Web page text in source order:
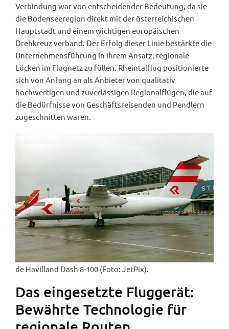
Verbindung war von entscheidender Bedeutung, da sie
die Bodenseeregion direkt mit der österreichischen
Hauptstadt und einem wichtigen europäischen
Drehkreuz verband. Der Erfolg dieser Linie bestärkte die
Unternehmensführung in ihrem Ansatz, regionale
Lücken im Flugnetz zu füllen. Rheintalflug positionierte
sich von Anfang an als Anbieter von qualitativ
hochwertigen und zuverlässigen Regionalflügen, die auf
die Bedürfnisse von Geschäftsreisenden und Pendlern
zugeschnitten waren.
de Havilland Dash 8-100 (Foto: JetPix).
Das eingesetzte Fluggerät:
Bewährte Technologie für